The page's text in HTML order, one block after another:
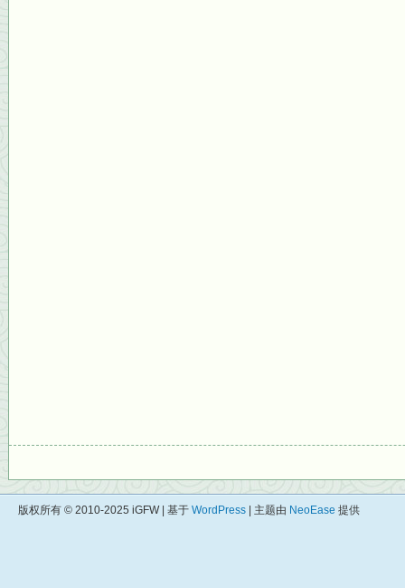
版权所有 © 2010-2025 iGFW | 基于 WordPress | 主题由 NeoEase 提供